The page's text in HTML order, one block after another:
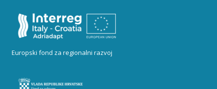
Europski fond za regionalni razvoj